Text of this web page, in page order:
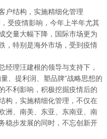
户结构，实施精细化管理
受疫情影响，今年上半年尤其
交量大幅下降，国际市场更为
，特别是海外市场，受到疫情
经理汪建根的领导与支持下，
、提利润、塑品牌”战略思想的
不利影响，积极挖掘疫情后的
构，实施精细化管理，不仅在
洲、南美、东亚、东南亚、南
稳步发展的同时，不忘创新开